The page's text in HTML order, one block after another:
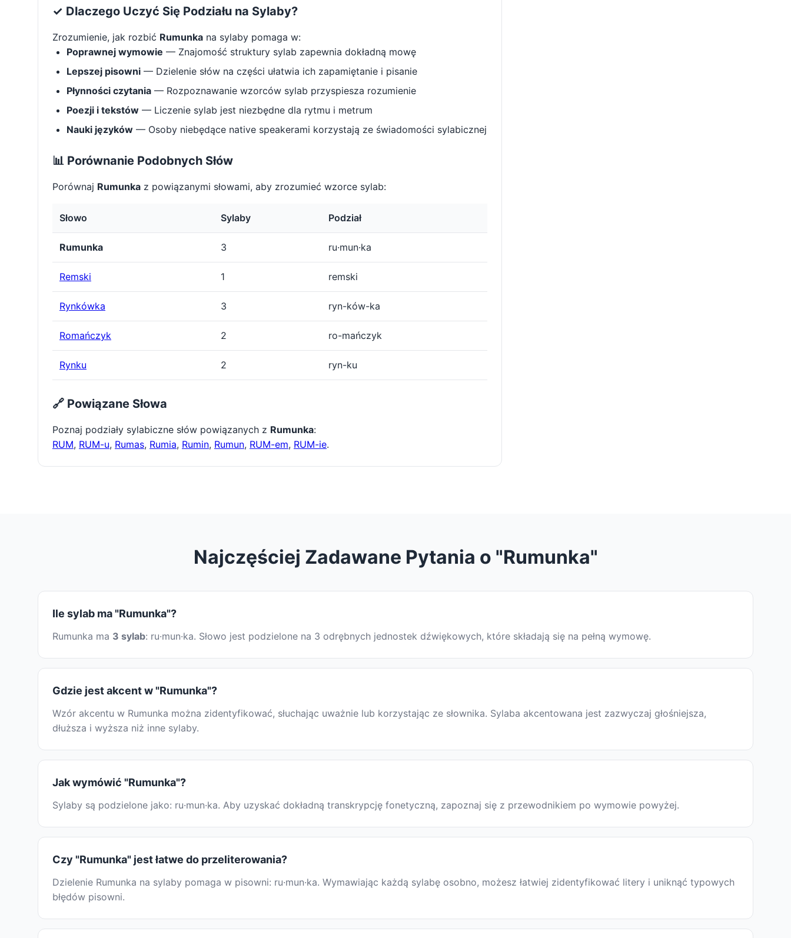
✓ Dlaczego Uczyć Się Podziału na Sylaby?
Zrozumienie, jak rozbić Rumunka na sylaby pomaga w:
Poprawnej wymowie — Znajomość struktury sylab zapewnia dokładną mowę
Lepszej pisowni — Dzielenie słów na części ułatwia ich zapamiętanie i pisanie
Płynności czytania — Rozpoznawanie wzorców sylab przyspiesza rozumienie
Poezji i tekstów — Liczenie sylab jest niezbędne dla rytmu i metrum
Nauki języków — Osoby niebędące native speakerami korzystają ze świadomości sylabicznej
📊 Porównanie Podobnych Słów
Porównaj Rumunka z powiązanymi słowami, aby zrozumieć wzorce sylab:
Słowo Sylaby Podział
Rumunka 3 ru·mun·ka
Remski 1 remski
Rynkówka 3 ryn-ków-ka
Romańczyk 2 ro-mańczyk
Rynku 2 ryn-ku
🔗 Powiązane Słowa
Poznaj podziały sylabiczne słów powiązanych z Rumunka:
RUM, RUM-u, Rumas, Rumia, Rumin, Rumun, RUM-em, RUM-ie.
Najczęściej Zadawane Pytania o "Rumunka"
Ile sylab ma "Rumunka"?
Rumunka ma 3 sylab: ru·mun·ka. Słowo jest podzielone na 3 odrębnych jednostek dźwiękowych, które składają się na pełną wymowę.
Gdzie jest akcent w "Rumunka"?
Wzór akcentu w Rumunka można zidentyfikować, słuchając uważnie lub korzystając ze słownika. Sylaba akcentowana jest zazwyczaj głośniejsza,
dłuższa i wyższa niż inne sylaby.
Jak wymówić "Rumunka"?
Sylaby są podzielone jako: ru·mun·ka. Aby uzyskać dokładną transkrypcję fonetyczną, zapoznaj się z przewodnikiem po wymowie powyżej.
Czy "Rumunka" jest łatwe do przeliterowania?
Dzielenie Rumunka na sylaby pomaga w pisowni: ru·mun·ka. Wymawiając każdą sylabę osobno, możesz łatwiej zidentyfikować litery i uniknąć typowych
błędów pisowni.